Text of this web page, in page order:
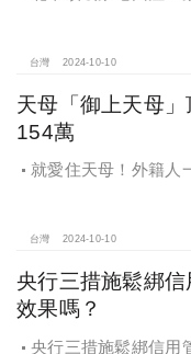
台灣 2024-10-10
天母「御上天母
154萬
就愛住天母！外籍人
台灣 2024-10-10
央行三措施鬆綁
效果嗎？
央行三措施鬆綁信用